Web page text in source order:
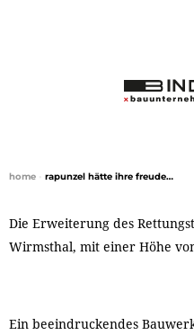
home rapunzel hätte ihre freude…
Die Erweiterung des
Wirmsthal, mit einer Höhe
Ein beeindruckendes